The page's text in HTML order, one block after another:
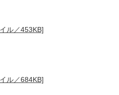
ル／453KB]
ル／684KB]